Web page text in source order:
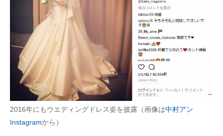
2016年にもウエディングドレス姿を披露（画像は中村アン
Instagramから）